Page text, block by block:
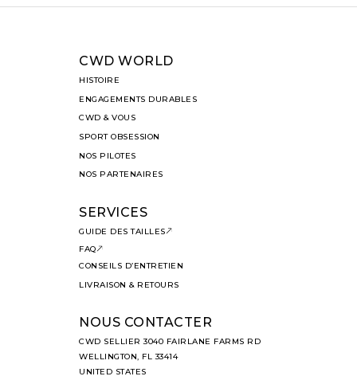
CWD WORLD
HISTOIRE
ENGAGEMENTS DURABLES
CWD & VOUS
SPORT OBSESSION
NOS PILOTES
NOS PARTENAIRES
SERVICES
GUIDE DES TAILLES
FAQ
CONSEILS D’ENTRETIEN
LIVRAISON & RETOURS
NOUS CONTACTER
CWD SELLIER 3040 FAIRLANE FARMS RD
WELLINGTON, FL 33414
UNITED STATES